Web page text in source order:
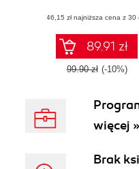
(46,15 zł najniższa cena z 30
89.91 zł
99.90 zł (-10%)
więcej »
Brak